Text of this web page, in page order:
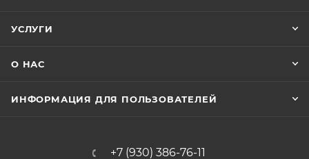
УСЛУГИ
О НАС
ИНФОРМАЦИЯ ДЛЯ ПОЛЬЗОВАТЕЛЕЙ
+7 (930) 386-76-11